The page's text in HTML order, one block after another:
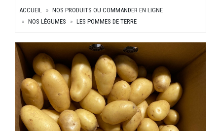
ACCUEIL
NOS PRODUITS OU COMMANDER EN LIGNE
NOS LÉGUMES
LES POMMES DE TERRE